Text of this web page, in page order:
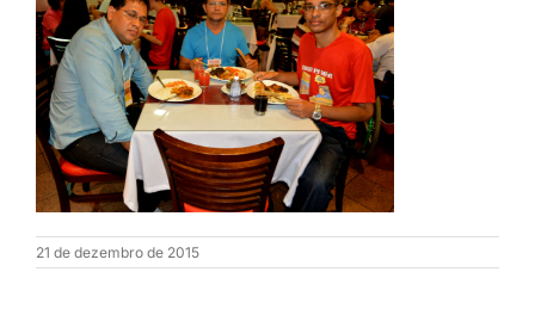
DOCUMENTOS
GALERIAS
EVENTOS
21 de dezembro de 2015